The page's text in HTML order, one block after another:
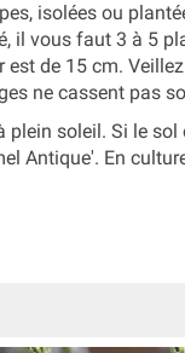
isolées ou
il vous faut 3 à 5
de 15 cm.
ne cassent pas
soleil. Si le
Antique'. En